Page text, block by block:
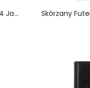
Skórzany Futerał Sony Xperia L4 Jasnoniebieski Czarny Etui Na Telefon Najwyższej Jakości Imitacja Skóry Liczi